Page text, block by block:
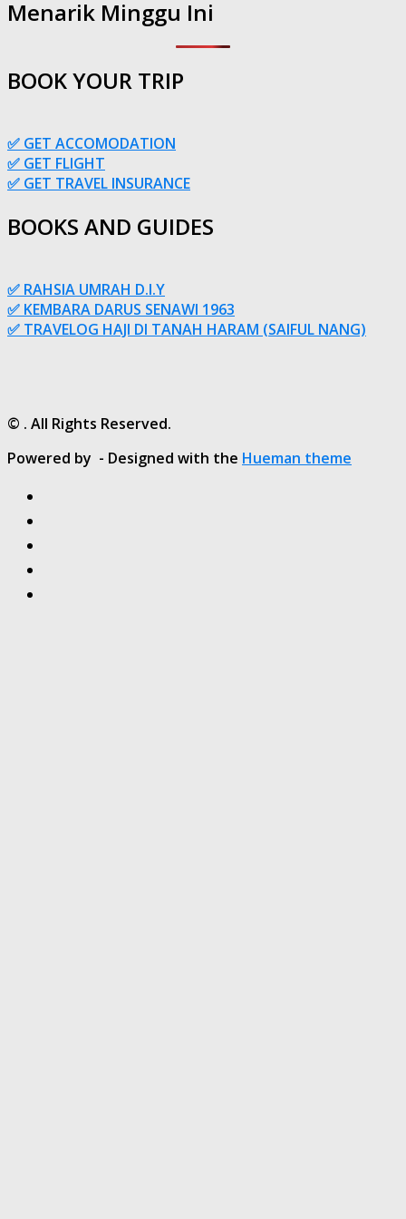
Menarik Minggu Ini
BOOK YOUR TRIP
✅ GET ACCOMODATION
✅ GET FLIGHT
✅ GET TRAVEL INSURANCE
BOOKS AND GUIDES
✅ RAHSIA UMRAH D.I.Y
✅ KEMBARA DARUS SENAWI 1963
✅ TRAVELOG HAJI DI TANAH HARAM (SAIFUL NANG)
© . All Rights Reserved.
Powered by - Designed with the Hueman theme